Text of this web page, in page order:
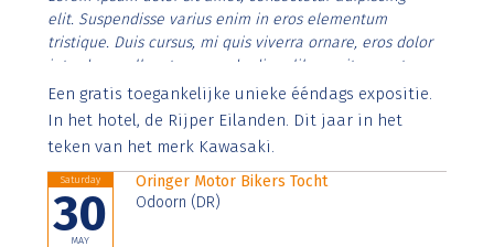
elit. Suspendisse varius enim in eros elementum
tristique. Duis cursus, mi quis viverra ornare, eros dolor
interdum nulla, ut commodo diam libero vitae erat.
Aenean faucibus nibh et justo cursus id rutrum lorem
imperdiet. Nunc ut sem vitae risus tristique posuere.
Een gratis toegankelijke unieke ééndags expositie.
In het hotel, de Rijper Eilanden. Dit jaar in het
teken van het merk Kawasaki.
Saturday
30
MAY
Oringer Motor Bikers Tocht
Odoorn (DR)